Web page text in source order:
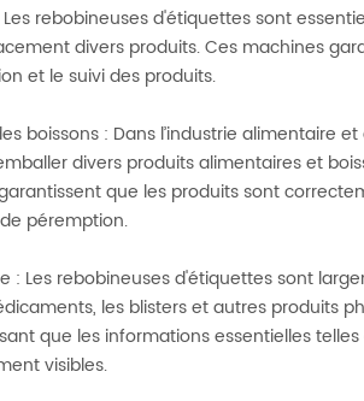
rebobineuses d'étiquettes sont
divers produits. Ces machines
et le suivi des produits.
boissons : Dans l’industrie alimentaire
divers produits alimentaires et
que les produits sont
péremption.
: Les rebobineuses d'étiquettes sont
les blisters et autres produits
que les informations essentielles
visibles.